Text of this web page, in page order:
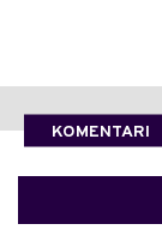
KOMENTARI